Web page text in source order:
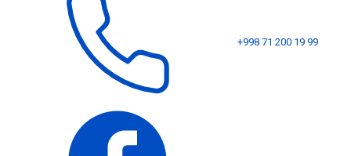
+998 71 200 19 99